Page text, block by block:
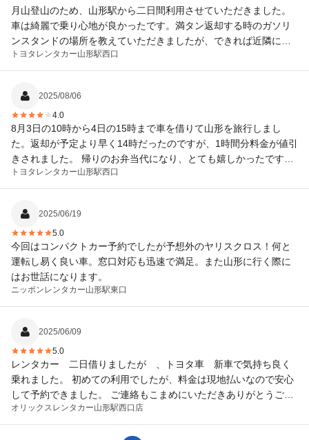
月山登山のため、山形駅から二日間利用させていただきました。
車は綺麗で乗り心地が良かったです。満タン返却する時のガソリ
ンスタンドの場所を教えていただきましたが、できれば近隣にあ
るガソリンスタンドの一覧地図プリントをもらえればありがたい
と思いました。
トヨタレンタカー山形駅西口
2025/08/06
4.0
8月3日の10時から4日の15時まで車を借りて山形を旅行しまし
た。返却が予定より早く14時だったのですが、1時間分料金が値引
きされました。 帰りのお弁当代になり、とても嬉しかったです。
また山形に行くときは利用しようと思います。
トヨタレンタカー山形駅西口
2025/06/19
5.0
今回はコンパクトカー予約でしたが予想外のヤリスクロス！何と
運転し易く良い車。窓口対応も迅速で満足。また山形に行く際に
はお世話になります。
ニッポンレンタカー山形駅東口
2025/06/09
5.0
レンタカー 二日借りましたが 、トヨタ車 新車で気持ち良く
乗れました。 初めての利用でしたが、料金は現地払いなので安心
して予約できました。 ご連絡もこまめにいただきありがとうござ
いました。
オリックスレンタカー山形駅西口店